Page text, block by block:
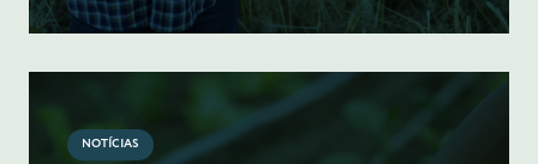
NOTÍCIAS